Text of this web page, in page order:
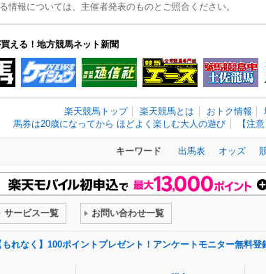
情報については、主催者発表のものとご照合ください。
える！地方競馬ネット新聞
楽天競馬トップ 楽天競馬とは おトク情報
馬券は20歳になってから ほどよく楽しむ大人の遊び
【注
キーワード 出馬表 オッズ
サービス一覧 お問い合わせ一覧
もれなく】100ポイントプレゼント！アンケートモニター無料